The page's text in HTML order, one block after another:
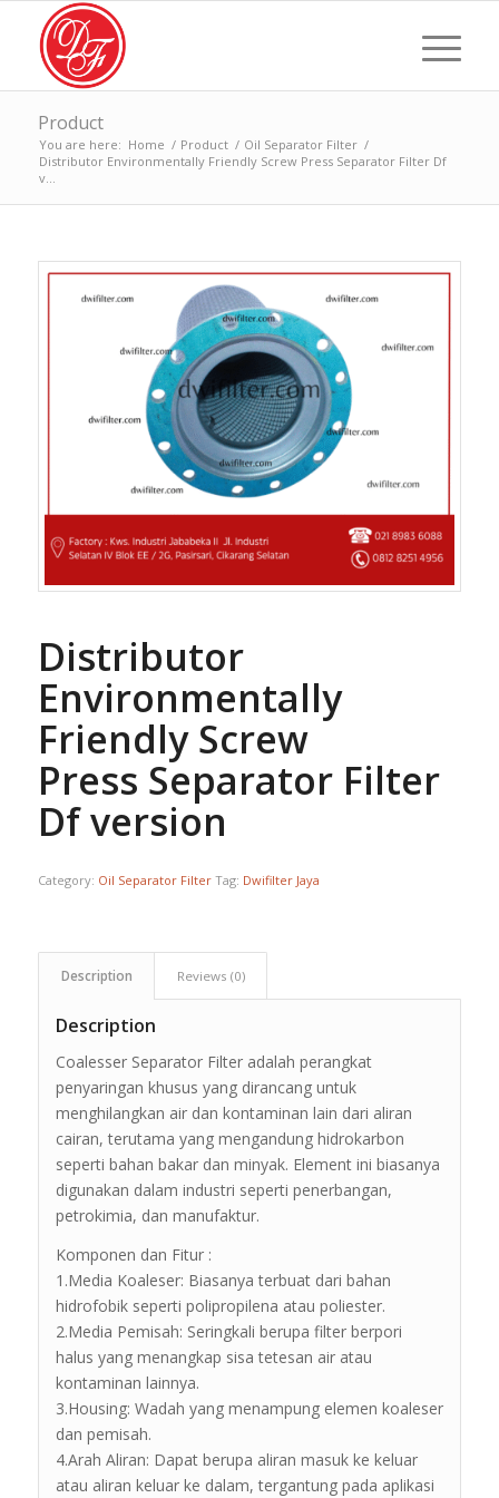
Product
You are here: Home / Product / Oil Separator Filter /
Distributor Environmentally Friendly Screw Press Separator Filter Df
v...
Distributor
Environmentally
Friendly Screw
Press Separator Filter
Df version
Category: Oil Separator Filter Tag: Dwifilter Jaya
Description Reviews (0)
Description
Coalesser Separator Filter adalah perangkat
penyaringan khusus yang dirancang untuk
menghilangkan air dan kontaminan lain dari aliran
cairan, terutama yang mengandung hidrokarbon
seperti bahan bakar dan minyak. Element ini biasanya
digunakan dalam industri seperti penerbangan,
petrokimia, dan manufaktur.
Komponen dan Fitur :
1.Media Koaleser: Biasanya terbuat dari bahan
hidrofobik seperti polipropilena atau poliester.
2.Media Pemisah: Seringkali berupa filter berpori
halus yang menangkap sisa tetesan air atau
kontaminan lainnya.
3.Housing: Wadah yang menampung elemen koaleser
dan pemisah.
4.Arah Aliran: Dapat berupa aliran masuk ke keluar
atau aliran keluar ke dalam, tergantung pada aplikasi